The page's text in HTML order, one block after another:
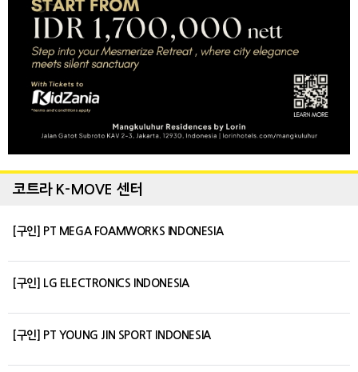
코트라 K-MOVE 센터
[구인] PT MEGA FOAMWORKS INDONESIA
[구인] LG ELECTRONICS INDONESIA
[구인] PT YOUNG JIN SPORT INDONESIA